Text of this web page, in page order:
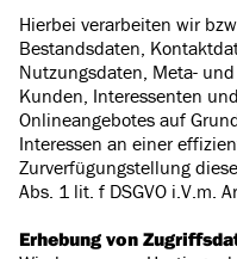
Hierbei verarbeiten wir
Bestandsdaten,
Nutzungsdaten, Meta-
Kunden, Interessenten
Onlineangebotes auf
Interessen an einer
Zurverfügungstellung
Abs. 1 lit. f DSGVO i.V.m.
Erhebung von